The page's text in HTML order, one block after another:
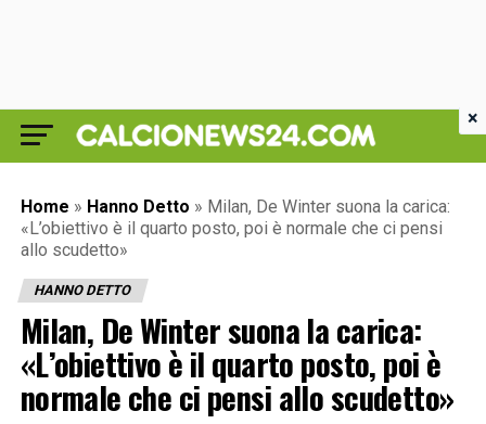
Home » Hanno Detto » Milan, De Winter suona la carica:
«L’obiettivo è il quarto posto, poi è normale che ci pensi
allo scudetto»
HANNO DETTO
Milan, De Winter suona la carica:
«L’obiettivo è il quarto posto, poi è
normale che ci pensi allo scudetto»
×